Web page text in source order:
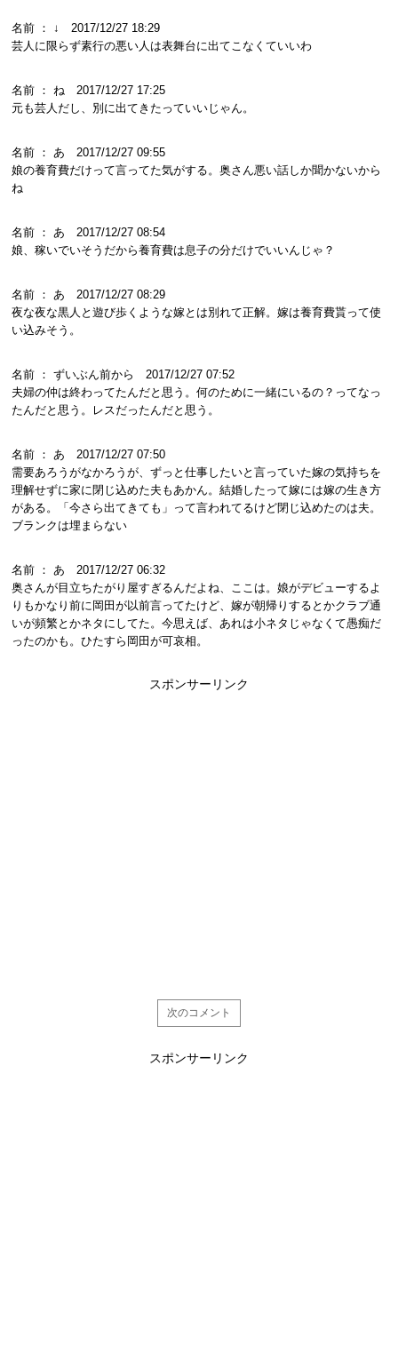
名前 ： ↓ 2017/12/27 18:29
芸人に限らず素行の悪い人は表舞台に出てこなくていいわ
名前 ： ね 2017/12/27 17:25
元も芸人だし、別に出てきたっていいじゃん。
名前 ： あ 2017/12/27 09:55
娘の養育費だけって言ってた気がする。奥さん悪い話しか聞かないから
ね
名前 ： あ 2017/12/27 08:54
娘、稼いでいそうだから養育費は息子の分だけでいいんじゃ？
名前 ： あ 2017/12/27 08:29
夜な夜な黒人と遊び歩くような嫁とは別れて正解。嫁は養育費貰って使
い込みそう。
名前 ： ずいぶん前から 2017/12/27 07:52
夫婦の仲は終わってたんだと思う。何のために一緒にいるの？ってなっ
たんだと思う。レスだったんだと思う。
名前 ： あ 2017/12/27 07:50
需要あろうがなかろうが、ずっと仕事したいと言っていた嫁の気持ちを
理解せずに家に閉じ込めた夫もあかん。結婚したって嫁には嫁の生き方
がある。「今さら出てきても」って言われてるけど閉じ込めたのは夫。
ブランクは埋まらない
名前 ： あ 2017/12/27 06:32
奥さんが目立ちたがり屋すぎるんだよね、ここは。娘がデビューするよ
りもかなり前に岡田が以前言ってたけど、嫁が朝帰りするとかクラブ通
いが頻繁とかネタにしてた。今思えば、あれは小ネタじゃなくて愚痴だ
ったのかも。ひたすら岡田が可哀相。
スポンサーリンク
次のコメント
スポンサーリンク